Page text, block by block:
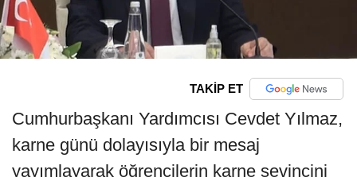
TAKİP ET
Cumhurbaşkanı Yardımcısı Cevdet Yılmaz,
karne günü dolayısıyla bir mesaj
yayımlayarak öğrencilerin karne sevincini